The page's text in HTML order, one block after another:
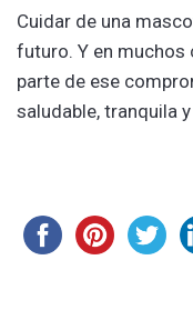
Cuidar de una
futuro. Y en
parte de ese
saludable, tranquila